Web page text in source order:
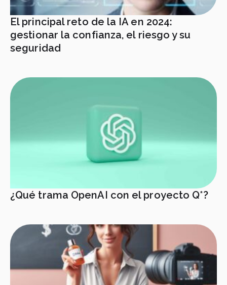
El principal reto de la IA en 2024:
gestionar la confianza, el riesgo y su
seguridad
¿Qué trama OpenAI con el proyecto Q*?